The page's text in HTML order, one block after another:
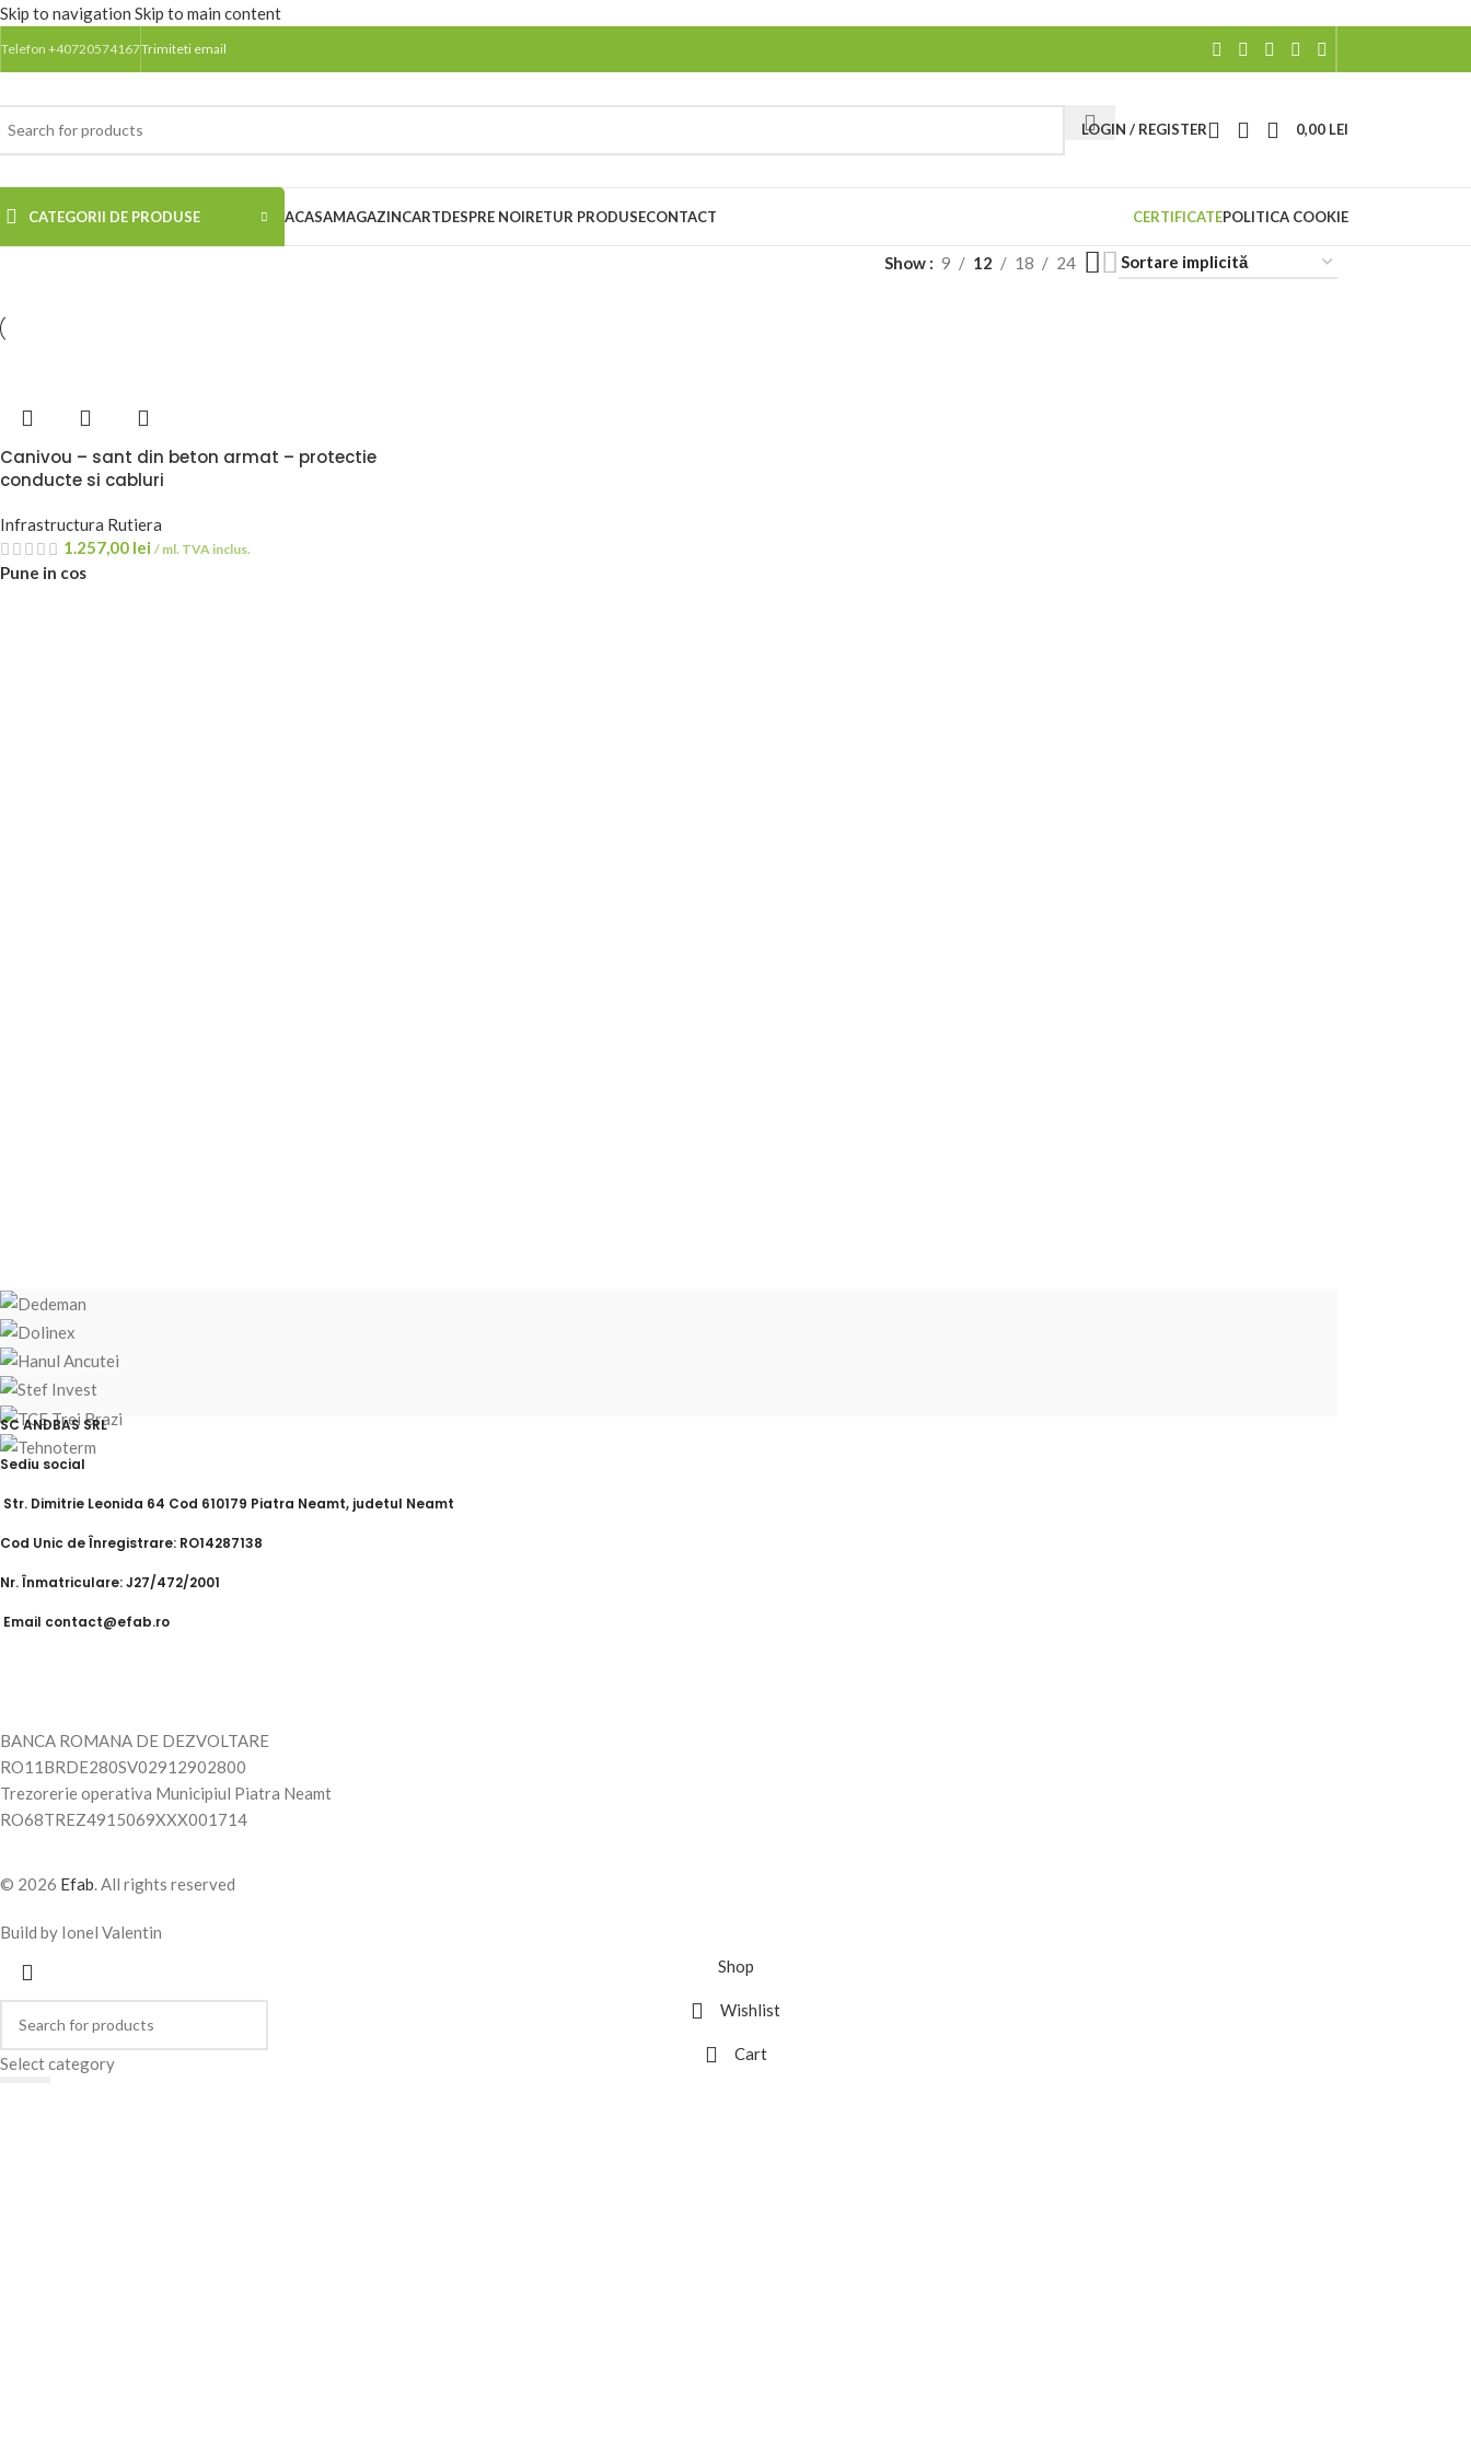
Skip to navigation Skip to main content
Telefon +40720574167Trimiteti email
LOGIN / REGISTER 0,00 LEI
CATEGORII DE PRODUSE ACASAMAGAZINCARTDESPRE NOIRETUR PRODUSECONTACT CERTIFICATEPOLITICA COOKIE
Show 9 12 18 24
Canivou – sant din beton armat – protectie
conducte si cabluri
Infrastructura Rutiera
1.257,00 lei / ml. TVA inclus.
Pune in cos
SC ANDBAS SRL
Sediu social
Str. Dimitrie Leonida 64 Cod 610179 Piatra Neamt, judetul Neamt
Cod Unic de Înregistrare: RO14287138
Nr. Înmatriculare: J27/472/2001
Email contact@efab.ro
BANCA ROMANA DE DEZVOLTARE
RO11BRDE280SV02912902800
Trezorerie operativa Municipiul Piatra Neamt
RO68TREZ4915069XXX001714
© 2026 Efab. All rights reserved
Build by Ionel Valentin
Select category
Shop
Wishlist
Cart